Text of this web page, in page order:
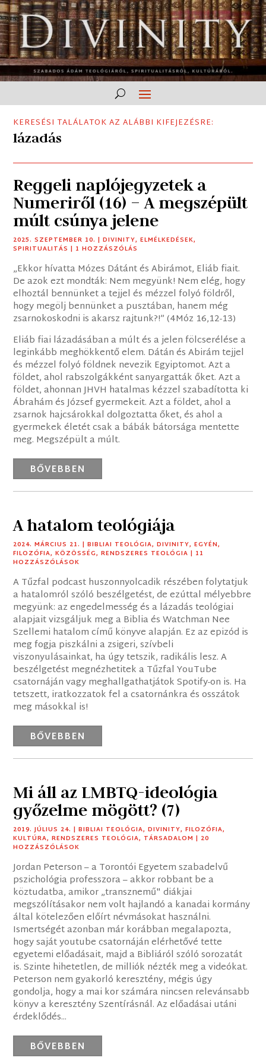
KERESÉSI TALÁLATOK AZ ALÁBBI KIFEJEZÉSRE:
lázadás
Reggeli naplójegyzetek a
Numeriről (16) – A megszépült
múlt csúnya jelene
2025. SZEPTEMBER 10. |DIVINITY,ELMÉLKEDÉSEK,
SPIRITUALITÁS | 1 HOZZÁSZÓLÁS
„Ekkor hívatta Mózes Dátánt és Abirámot, Eliáb fiait.
De azok ezt mondták: Nem megyünk! Nem elég, hogy
elhoztál bennünket a tejjel és mézzel folyó földről,
hogy megölj bennünket a pusztában, hanem még
zsarnokoskodni is akarsz rajtunk?!” (4Móz 16,12-13)
Eliáb fiai lázadásában a múlt és a jelen fölcserélése a
leginkább meghökkentő elem. Dátán és Abirám tejjel
és mézzel folyó földnek nevezik Egyiptomot. Azt a
földet, ahol rabszolgákként sanyargatták őket. Azt a
földet, ahonnan JHVH hatalmas kézzel szabadította ki
Ábrahám és József gyermekeit. Azt a földet, ahol a
zsarnok hajcsárokkal dolgoztatta őket, és ahol a
gyermekek életét csak a bábák bátorsága mentette
meg. Megszépült a múlt.
BŐVEBBEN
A hatalom teológiája
2024. MÁRCIUS 21. |BIBLIAI TEOLÓGIA,DIVINITY,EGYÉN,
FILOZÓFIA,KÖZÖSSÉG,RENDSZERES TEOLÓGIA | 11
HOZZÁSZÓLÁSOK
A Tűzfal podcast huszonnyolcadik részében folytatjuk
a hatalomról szóló beszélgetést, de ezúttal mélyebbre
megyünk: az engedelmesség és a lázadás teológiai
alapjait vizsgáljuk meg a Biblia és Watchman Nee
Szellemi hatalom című könyve alapján. Ez az epizód is
meg fogja piszkálni a zsigeri, szívbeli
viszonyulásainkat, ha úgy tetszik, radikális lesz. A
beszélgetést megnézhetitek a Tűzfal YouTube
csatornáján vagy meghallgathatjátok Spotify-on is. Ha
tetszett, iratkozzatok fel a csatornánkra és osszátok
meg másokkal is!
BŐVEBBEN
Mi áll az LMBTQ-ideológia
győzelme mögött? (7)
2019. JÚLIUS 24. |BIBLIAI TEOLÓGIA,DIVINITY,FILOZÓFIA,
KULTÚRA,RENDSZERES TEOLÓGIA, TÁRSADALOM | 20
HOZZÁSZÓLÁSOK
Jordan Peterson – a Torontói Egyetem szabadelvű
pszichológia professzora – akkor robbant be a
köztudatba, amikor „transznemű" diákjai
megszólításakor nem volt hajlandó a kanadai kormány
által kötelezően előírt névmásokat használni.
Ismertségét azonban már korábban megalapozta,
hogy saját youtube csatornáján elérhetővé tette
egyetemi előadásait, majd a Bibliáról szóló sorozatát
is. Szinte hihetetlen, de milliók nézték meg a videókat.
Peterson nem gyakorló keresztény, mégis úgy
gondolja, hogy a mai kor számára nincsen relevánsabb
könyv a keresztény Szentírásnál. Az előadásai utáni
érdeklődés...
BŐVEBBEN